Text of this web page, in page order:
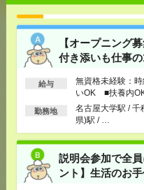
【オープニング
付き添いも仕事
給与
無資格未経験：
いOK ■扶養内
以上
勤務地
名古屋大学駅 / 千
県)駅 / …
説明会参加で全
ント】生活のお
[給 与]無資格未経験：時給
OK ■扶養内OK ■日収1万
[交通費]
交通費全額支給
[勤務地] 名古屋大学駅/千種駅/
説明会参加で全員に【
活のお手伝い[派遣]
[給 与]無資格未経験：時給
OK ■扶養内OK ■日収1万
[交通費]
交通費全額支給